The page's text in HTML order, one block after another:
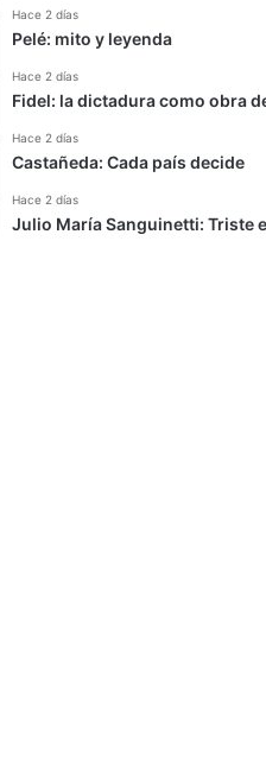
Hace 2 días
Pelé: mito y leyenda
Hace 2 días
Fidel: la dictadura como obra
Hace 2 días
Castañeda: Cada país decide
Hace 2 días
Julio María Sanguinetti: Triste